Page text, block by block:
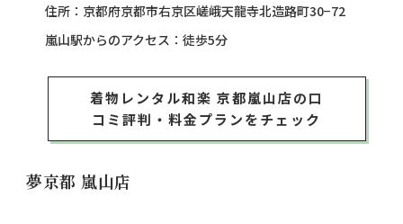
住所：京都府京都市右京区嵯峨天龍寺北造路町30−72
嵐山駅からのアクセス：徒歩5分
着物レンタル和楽 京都嵐山店の口
コミ評判・料金プランをチェック
夢京都 嵐山店